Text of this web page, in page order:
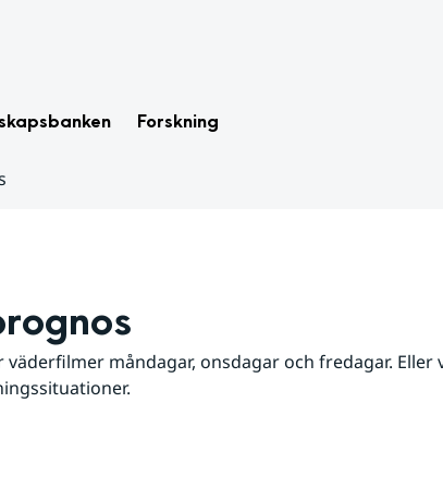
Forskning
väderfilmer måndagar, onsdagar och fredagar. Eller